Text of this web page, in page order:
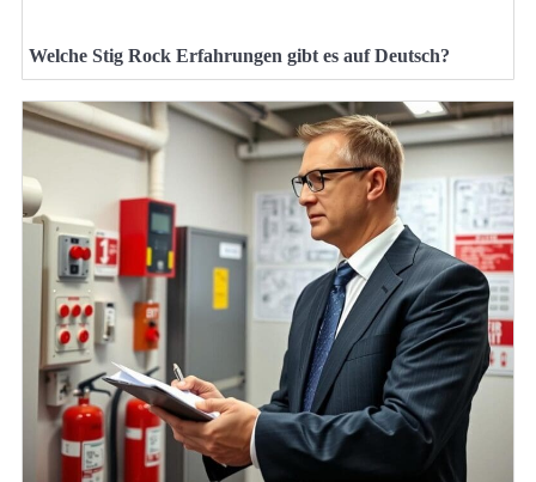
Welche Stig Rock Erfahrungen gibt es auf Deutsch?